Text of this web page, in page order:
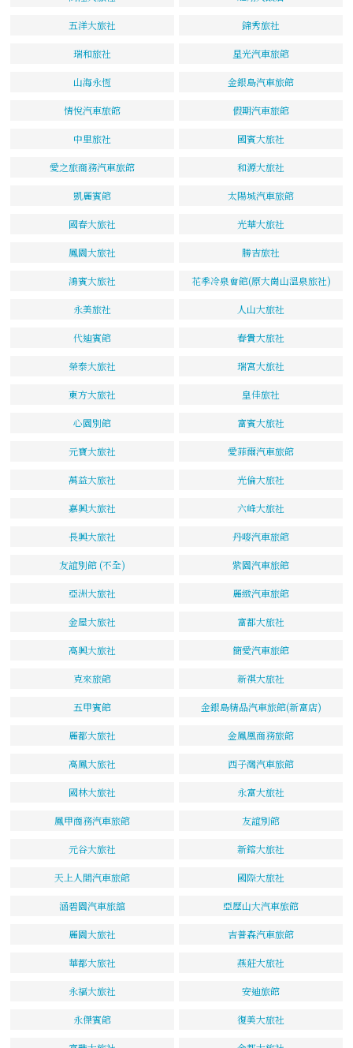
五洋大旅社 錦秀旅社
瑞和旅社 星光汽車旅館
山海永恆 金銀島汽車旅館
情悅汽車旅館 假期汽車旅館
中里旅社 國賓大旅社
愛之旅商務汽車旅館 和源大旅社
凱麗賓館 太陽城汽車旅館
國春大旅社 光華大旅社
鳳園大旅社 勝吉旅社
鴻賓大旅社 花季冷泉會館(原大崗山溫泉旅社)
永美旅社 人山大旅社
代迪賓館 春貴大旅社
榮泰大旅社 瑞宮大旅社
東方大旅社 皇佳旅社
心園別館 富賓大旅社
元寶大旅社 愛菲爾汽車旅館
萬益大旅社 光倫大旅社
嘉興大旅社 六峰大旅社
長興大旅社 丹嘜汽車旅館
友誼別館 (不全) 紫園汽車旅館
亞洲大旅社 麗緻汽車旅館
金屋大旅社 富都大旅社
高興大旅社 簡愛汽車旅館
克來旅館 新祺大旅社
五甲賓館 金銀島精品汽車旅館(新富店)
麗都大旅社 金鳳凰商務旅館
高鳳大旅社 西子灣汽車旅館
國林大旅社 永富大旅社
鳳甲商務汽車旅館 友誼別館
元谷大旅社 新鎔大旅社
天上人間汽車旅館 國際大旅社
涵碧園汽車旅舘 亞歷山大汽車旅館
麗園大旅社 吉普森汽車旅館
華都大旅社 燕莊大旅社
永福大旅社 安迪旅館
永傑賓館 復美大旅社